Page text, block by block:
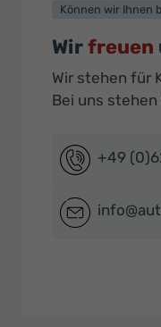
Können wir Ihnen
Wirfreuen
Wir stehen für
Bei uns
+49